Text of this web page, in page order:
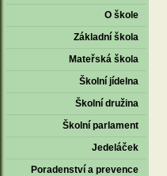
O škole
Základní škola
Mateřská škola
Školní jídelna
Školní družina
Školní parlament
Jedeláček
Poradenství a prevence